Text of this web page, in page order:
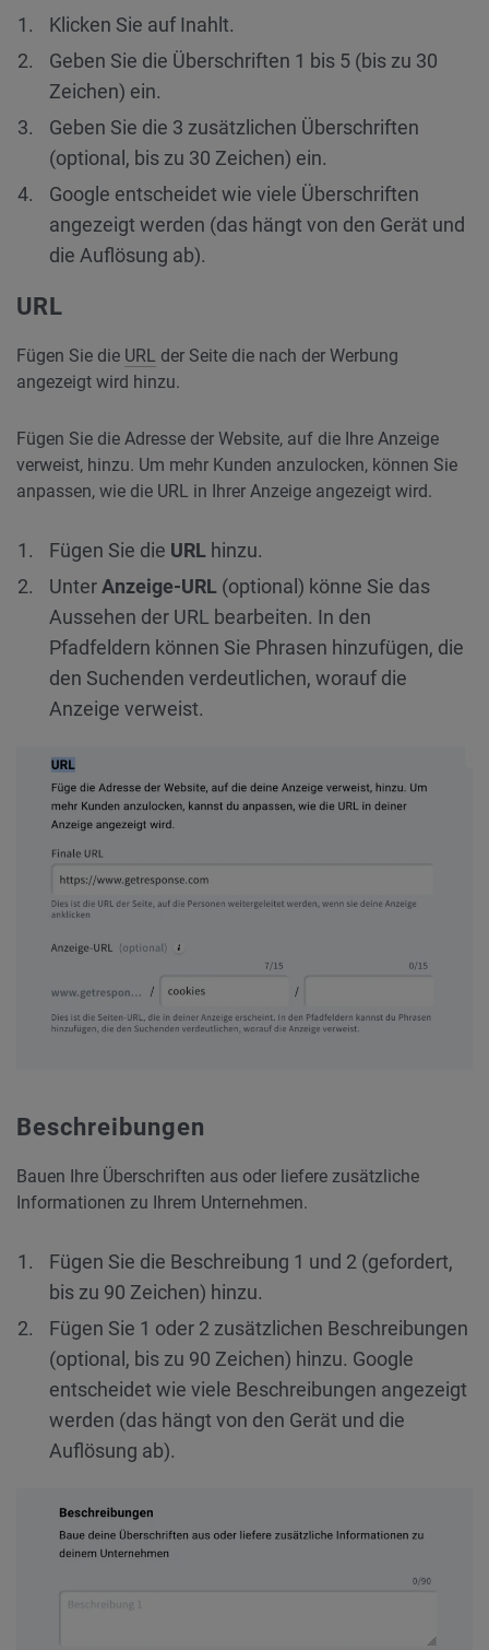
Klicken Sie auf Inahlt.
Geben Sie die Überschriften 1 bis 5 (bis zu 30
Zeichen) ein.
Geben Sie die 3 zusätzlichen Überschriften
(optional, bis zu 30 Zeichen) ein.
Google entscheidet wie viele Überschriften
angezeigt werden (das hängt von den Gerät und
die Auflösung ab).
URL
Fügen Sie die URL der Seite die nach der Werbung
angezeigt wird hinzu.
Fügen Sie die Adresse der Website, auf die Ihre Anzeige
verweist, hinzu. Um mehr Kunden anzulocken, können Sie
anpassen, wie die URL in Ihrer Anzeige angezeigt wird.
Fügen Sie die URL hinzu.
UnterAnzeige-URL (optional) könne Sie das
Aussehen der URL bearbeiten. In den
Pfadfeldern können Sie Phrasen hinzufügen, die
den Suchenden verdeutlichen, worauf die
Anzeige verweist.
Beschreibungen
Bauen Ihre Überschriften aus oder liefere zusätzliche
Informationen zu Ihrem Unternehmen.
Fügen Sie die Beschreibung 1 und 2 (gefordert,
bis zu 90 Zeichen) hinzu.
Fügen Sie 1 oder 2 zusätzlichen Beschreibungen
(optional, bis zu 90 Zeichen) hinzu. Google
entscheidet wie viele Beschreibungen angezeigt
werden (das hängt von den Gerät und die
Auflösung ab).